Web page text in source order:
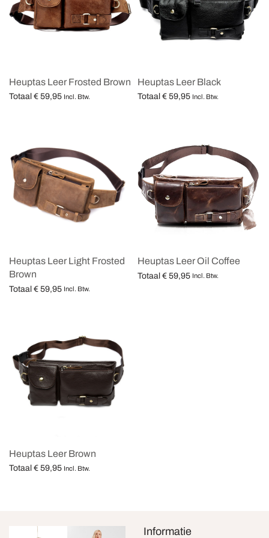
Heuptas Leer Frosted Brown
Totaal € 59,95 Incl. Btw.
Heuptas Leer Black
Totaal € 59,95 Incl. Btw.
Heuptas Leer Light Frosted
Brown
Totaal € 59,95 Incl. Btw.
Heuptas Leer Oil Coffee
Totaal € 59,95 Incl. Btw.
Heuptas Leer Brown
Totaal € 59,95 Incl. Btw.
Informatie